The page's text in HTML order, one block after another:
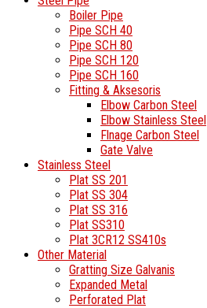
Boiler Pipe
Pipe SCH 40
Pipe SCH 80
Pipe SCH 120
Pipe SCH 160
Fitting & Aksesoris
Elbow Carbon Steel
Elbow Stainless Steel
Flnage Carbon Steel
Gate Valve
Stainless Steel
Plat SS 201
Plat SS 304
Plat SS 316
Plat SS310
Plat 3CR12 SS410s
Other Material
Gratting Size Galvanis
Expanded Metal
Perforated Plat